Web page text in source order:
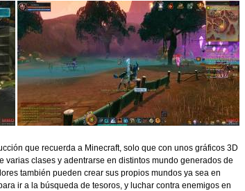
que recuerda a Minecraft, solo que con unos gráficos 3D
clases y adentrarse en distintos mundo generados de
también pueden crear sus propios mundos ya sea en
ir a la búsqueda de tesoros, y luchar contra enemigos en